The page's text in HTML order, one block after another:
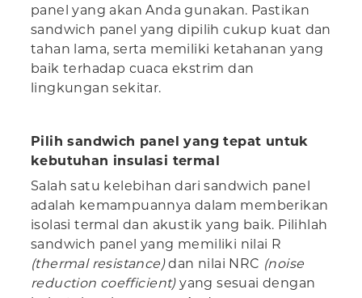
panel yang akan Anda gunakan. Pastikan
sandwich panel yang dipilih cukup kuat dan
tahan lama, serta memiliki ketahanan yang
baik terhadap cuaca ekstrim dan
lingkungan sekitar.
Pilih sandwich panel yang tepat untuk
kebutuhan insulasi termal
Salah satu kelebihan dari sandwich panel
adalah kemampuannya dalam memberikan
isolasi termal dan akustik yang baik. Pilihlah
sandwich panel yang memiliki nilai R
(thermal resistance)dan nilai NRC (noise
reduction coefficient)yang sesuai dengan